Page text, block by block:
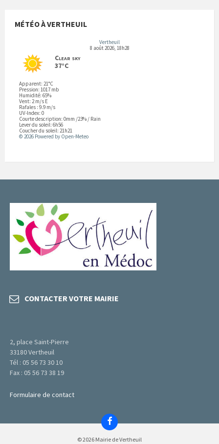
MÉTÉO À VERTHEUIL
Vertheuil
8 août 2026, 18h28
Clear sky
37°C
Apparent: 21°C
Pression: 1017 mb
Humidité: 65%
Vent: 2 m/s E
Rafales : 9.9 m/s
UV-Index: 0
Courte description: 0mm /23% / Rain
Lever du soleil: 6h56
Coucher du soleil: 21h21
© 2026 Powered by Open-Meteo
CONTACTER VOTRE MAIRIE
2, place Saint-Pierre
33180 Vertheuil
Tél : 05 56 73 30 10
Fax : 05 56 73 38 19
Formulaire de contact
Facebook
© 2026 Mairie de Vertheuil